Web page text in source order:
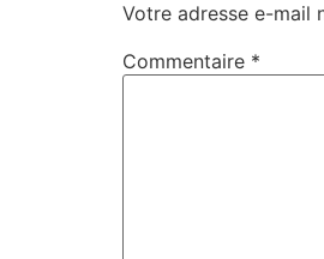
Votre adresse e-mail
Commentaire *